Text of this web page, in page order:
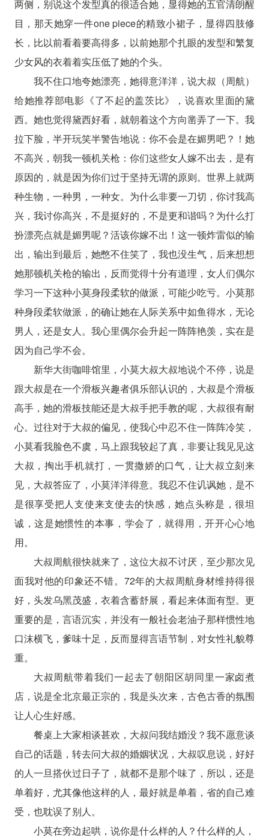
两侧，别说这个发型真的很适合她，显得她的五官清朗醒
目，那天她穿一件one piece的精致小裙子，显得四肢修
长，比以前看着要高得多，以前她那个扎眼的发型和繁复
少女风的衣着着实压低了她的个头。
我不住口地夸她漂亮，她得意洋洋，说大叔（周航）
给她推荐部电影《了不起的盖茨比》，说喜欢里面的黛
西。她也觉得黛西好看，就朝着这个方向凿弄了一下。我
拉下脸，半开玩笑半警告地说：你不会是在媚男吧？！她
不高兴，朝我一顿机关枪：你们这些女人嫁不出去，是有
原因的，就是因为你们过于坚持无谓的原则。世界上就两
种生物，一种男，一种女。为什么非要一刀切，你讨我高
兴，我讨你高兴，不是挺好的，不是更和谐吗？为什么打
扮漂亮点就是媚男呢？活该你嫁不出！这一顿炸雷似的输
出，输出到最后，她憋不住笑了，我也没生气，后来想想
她那顿机关枪的输出，反而觉得十分有道理，女人们偶尔
学习一下这种小莫身段柔软的做派，可能少吃亏。小莫那
种身段柔软做派，的确让她在人际关系中如鱼得水，无论
男人，还是女人。我心里偶尔会升起一阵阵艳羡，实在是
因为自己学不会。
新华大街咖啡馆里，小莫大叔大叔地说个不停，说是
跟大叔是在一个滑板兴趣者俱乐部认识的，大叔是个滑板
高手，她的滑板技能还是大叔手把手教的呢，大叔很有耐
心。过往对于大叔的偏见，使我心中忍不住一阵阵冷笑，
小莫看我脸色不虞，马上跟我较起了真，非要让我见见这
大叔，掏出手机就打，一贯撒娇的口气，让大叔立刻来
见，大叔答应了，小莫洋洋得意。我忍不住讥讽她，是不
是很享受把人支使来支使去的快感，她点头称是，很坦
诚，这是她惯性的本事，学会了，就得用，开开心心地
用。
大叔周航很快就来了，这位大叔不讨厌，至少那次见
面我对他的印象还不错。72年的大叔周航身材维持得很
好，头发乌黑茂盛，衣着含蓄舒展，看起来体面有型。更
重要的是，言语沉实，并没有一般社会老油子那样惯性地
口沫横飞，爹味十足，反而显得言语节制，对女性礼貌尊
重。
大叔周航带着我们一起去了朝阳区胡同里一家卤煮
店，说是全北京最正宗的，我是头次来，古色古香的氛围
让人心生好感。
餐桌上大家相谈甚欢，大叔问我结婚没？我不愿意谈
自己的话题，转去问大叔的婚姻状况，大叔叹息说，好好
的人一旦搭伙过日子了，就都不是那个味了，所以，还是
单着好，尤其像他这样的人，最好就是单着，省的自己难
受，也耽误了别人。
小莫在旁边起哄，说你是什么样的人？什么样的人，